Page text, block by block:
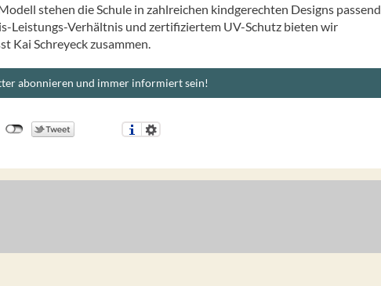
stehen die Schule in zahlreichen kindgerechten Designs passend
Leistungs-Verhältnis und zertifiziertem UV-Schutz bieten wir
Kai Schreyeck zusammen.
abonnieren und immer informiert sein!